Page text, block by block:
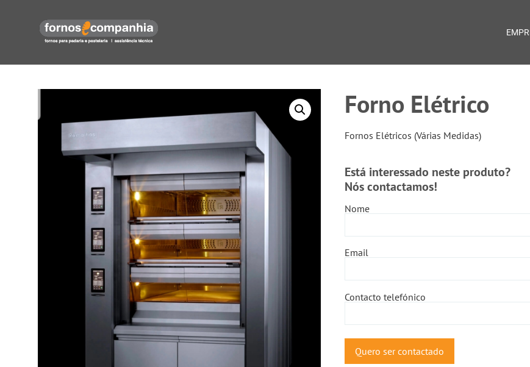
Forno Elétrico
Fornos Elétricos (Várias Medidas)
Está interessado neste produto?
Nós contactamos!
Nome
Email
Contacto telefónico